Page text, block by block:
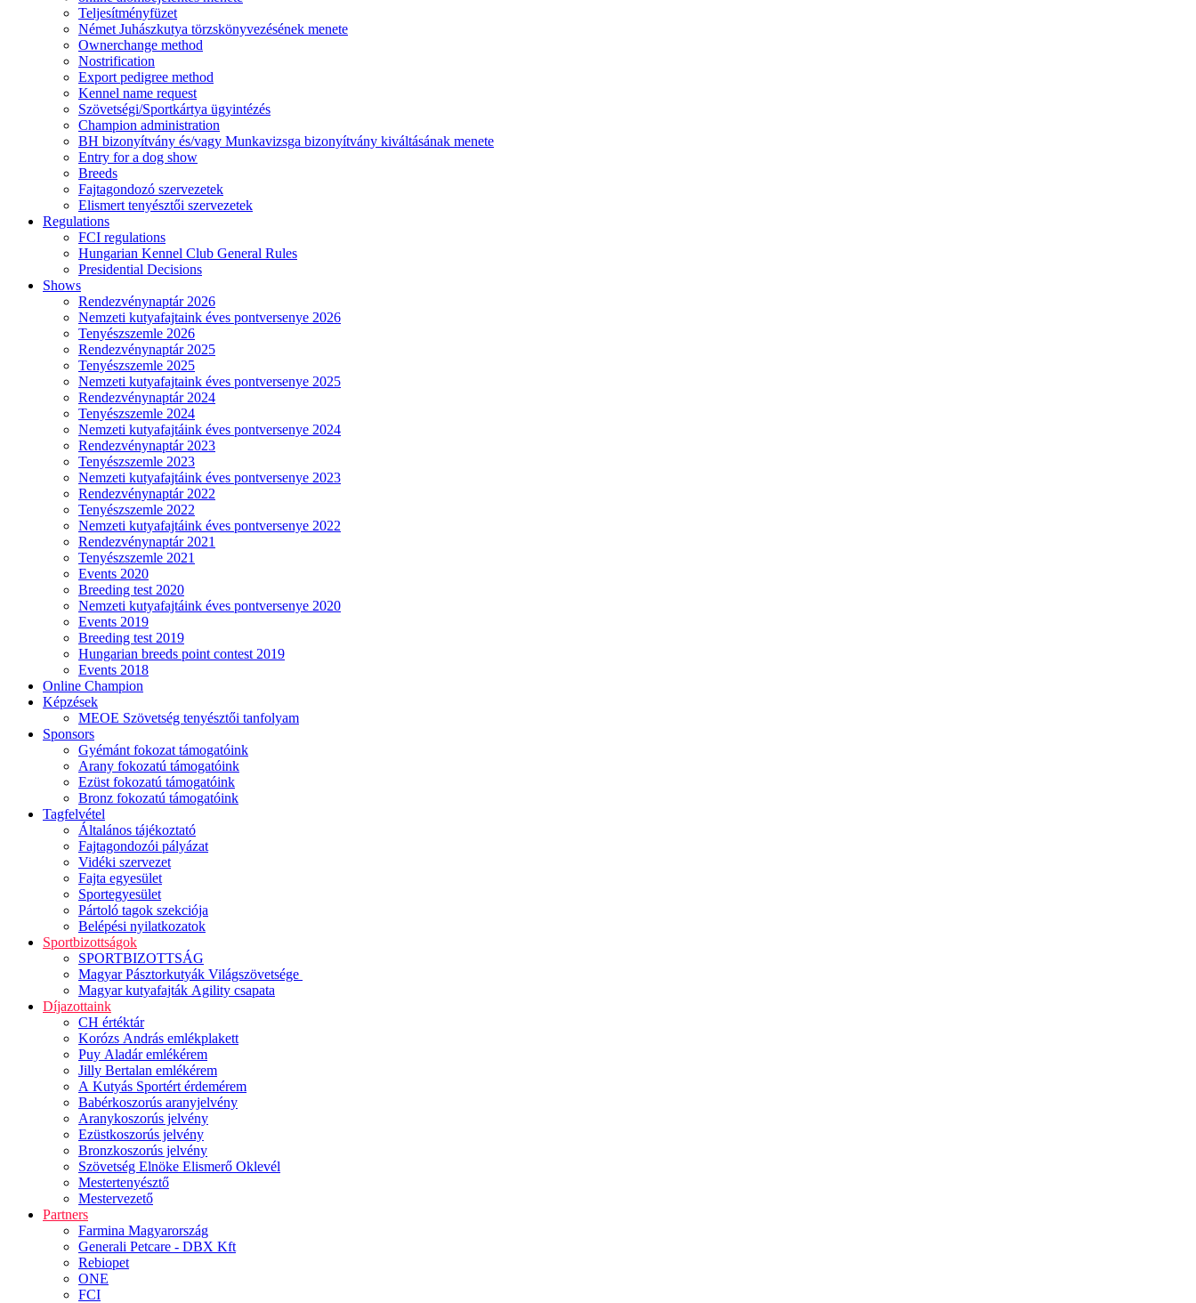
Teljesítményfüzet
Német Juhászkutya törzskönyvezésének menete
Ownerchange method
Nostrification
Export pedigree method
Kennel name request
Szövetségi/Sportkártya ügyintézés
Champion administration
BH bizonyítvány és/vagy Munkavizsga bizonyítvány kiváltásának menete
Entry for a dog show
Breeds
Fajtagondozó szervezetek
Elismert tenyésztői szervezetek
Regulations
FCI regulations
Hungarian Kennel Club General Rules
Presidential Decisions
Shows
Rendezvénynaptár 2026
Nemzeti kutyafajtaink éves pontversenye 2026
Tenyészszemle 2026
Rendezvénynaptár 2025
Tenyészszemle 2025
Nemzeti kutyafajtaink éves pontversenye 2025
Rendezvénynaptár 2024
Tenyészszemle 2024
Nemzeti kutyafajtáink éves pontversenye 2024
Rendezvénynaptár 2023
Tenyészszemle 2023
Nemzeti kutyafajtáink éves pontversenye 2023
Rendezvénynaptár 2022
Tenyészszemle 2022
Nemzeti kutyafajtáink éves pontversenye 2022
Rendezvénynaptár 2021
Tenyészszemle 2021
Events 2020
Breeding test 2020
Nemzeti kutyafajtáink éves pontversenye 2020
Events 2019
Breeding test 2019
Hungarian breeds point contest 2019
Events 2018
Online Champion
Képzések
MEOE Szövetség tenyésztői tanfolyam
Sponsors
Gyémánt fokozat támogatóink
Arany fokozatú támogatóink
Ezüst fokozatú támogatóink
Bronz fokozatú támogatóink
Tagfelvétel
Általános tájékoztató
Fajtagondozói pályázat
Vidéki szervezet
Fajta egyesület
Sportegyesület
Pártoló tagok szekciója
Belépési nyilatkozatok
Sportbizottságok
SPORTBIZOTTSÁG
Magyar Pásztorkutyák Világszövetsége
Magyar kutyafajták Agility csapata
Díjazottaink
CH értéktár
Korózs András emlékplakett
Puy Aladár emlékérem
Jilly Bertalan emlékérem
A Kutyás Sportért érdemérem
Babérkoszorús aranyjelvény
Aranykoszorús jelvény
Ezüstkoszorús jelvény
Bronzkoszorús jelvény
Szövetség Elnöke Elismerő Oklevél
Mestertenyésztő
Mestervezető
Partners
Farmina Magyarország
Generali Petcare - DBX Kft
Rebiopet
ONE
FCI